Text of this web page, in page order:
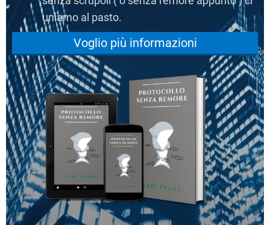
uniamo al pasto.
Voglio più informazioni